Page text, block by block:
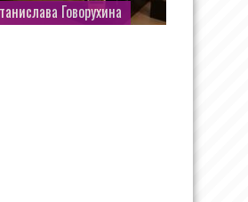
Говорухина